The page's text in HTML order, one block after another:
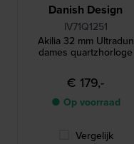
Danish Design
IV71Q1251
Akilia 32 mm Ultradun
dames quartzhorloge
€ 179,-
● Op voorraad
Vergelijk